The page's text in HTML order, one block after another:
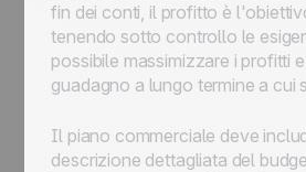
fin dei conti, il profitto è
tenendo sotto controllo le
possibile massimizzare i profitti
guadagno a lungo termine a cui
Il piano commerciale deve
descrizione dettagliata del